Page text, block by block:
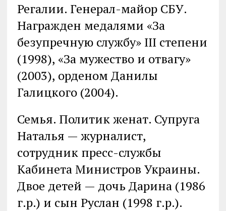
Регалии. Генерал-майор СБУ.
Награжден медалями «За
безупречную службу» III степени
(1998), «За мужество и отвагу»
(2003), орденом Данилы
Галицкого (2004).
Семья. Политик женат. Супруга
Наталья — журналист,
сотрудник пресс-службы
Кабинета Министров Украины.
Двое детей — дочь Дарина (1986
г.р.) и сын Руслан (1998 г.р.).